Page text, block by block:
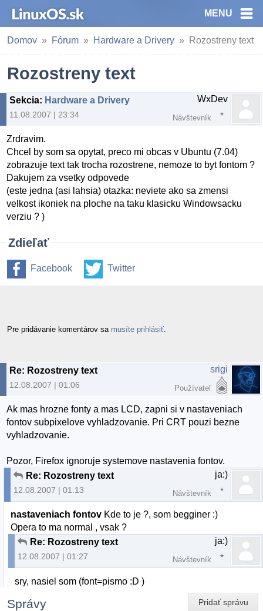
MENU
Domov Fórum Hardware a Drivery Rozostreny text
Rozostreny text
Sekcia: Hardware a Drivery
11.08.2007 | 23:34
WxDev
Návštevník
Zrdravim.
Chcel by som sa opytat, preco mi obcas v Ubuntu (7.04)
zobrazuje text tak trocha rozostrene, nemoze to byt fontom ?
Dakujem za vsetky odpovede
(este jedna (asi lahsia) otazka: neviete ako sa zmensi
velkost ikoniek na ploche na taku klasicku Windowsacku
verziu ? )
Zdieľať
Facebook Twitter
Pre pridávanie komentárov sa musíte prihlásiť
Re: Rozostreny text
12.08.2007 | 01:06
srigi
Používateľ
Ak mas hrozne fonty a mas LCD, zapni si v nastaveniach
fontov subpixelove vyhladzovanie. Pri CRT pouzi bezne
vyhladzovanie.
Pozor, Firefox ignoruje systemove nastavenia fontov.
Re: Rozostreny text
12.08.2007 | 01:13
ja:)
Návštevník
nastaveniach fontov Kde to je ?, som begginer :)
Opera to ma normal , vsak ?
Re: Rozostreny text
12.08.2007 | 01:27
ja:)
Návštevník
sry, nasiel som (font=pismo :D )
Pridať správu
Správy